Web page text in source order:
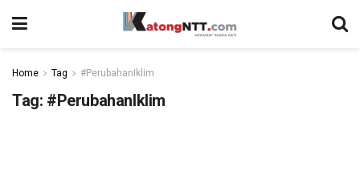
Home Tag #PerubahanIklim
Tag: #PerubahanIklim